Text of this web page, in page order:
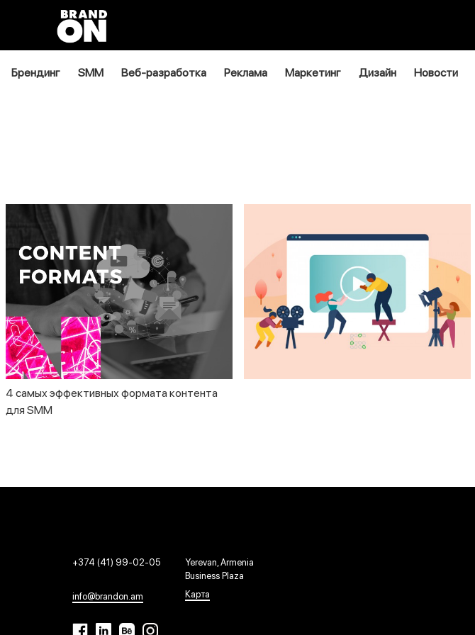
Брендинг SMM Веб-разработка Реклама Маркетинг Дизайн Новости
4 самых эффективных формата контента
для SMM
+374 (41) 99-02-05
info@brandon.am
Yerevan, Armenia
Business Plaza
Карта